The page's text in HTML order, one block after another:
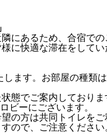
にあるため、合宿で
に快適な滞在をして
ます。お部屋の種類
態でご案内しておりま
ビーにございます。
の方は共同トイレをご
ので、ご注意ください